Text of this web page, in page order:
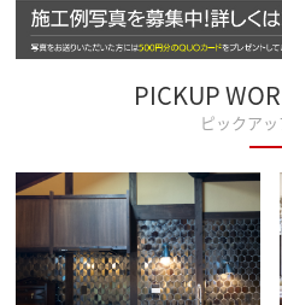
PICKUP
ピックア